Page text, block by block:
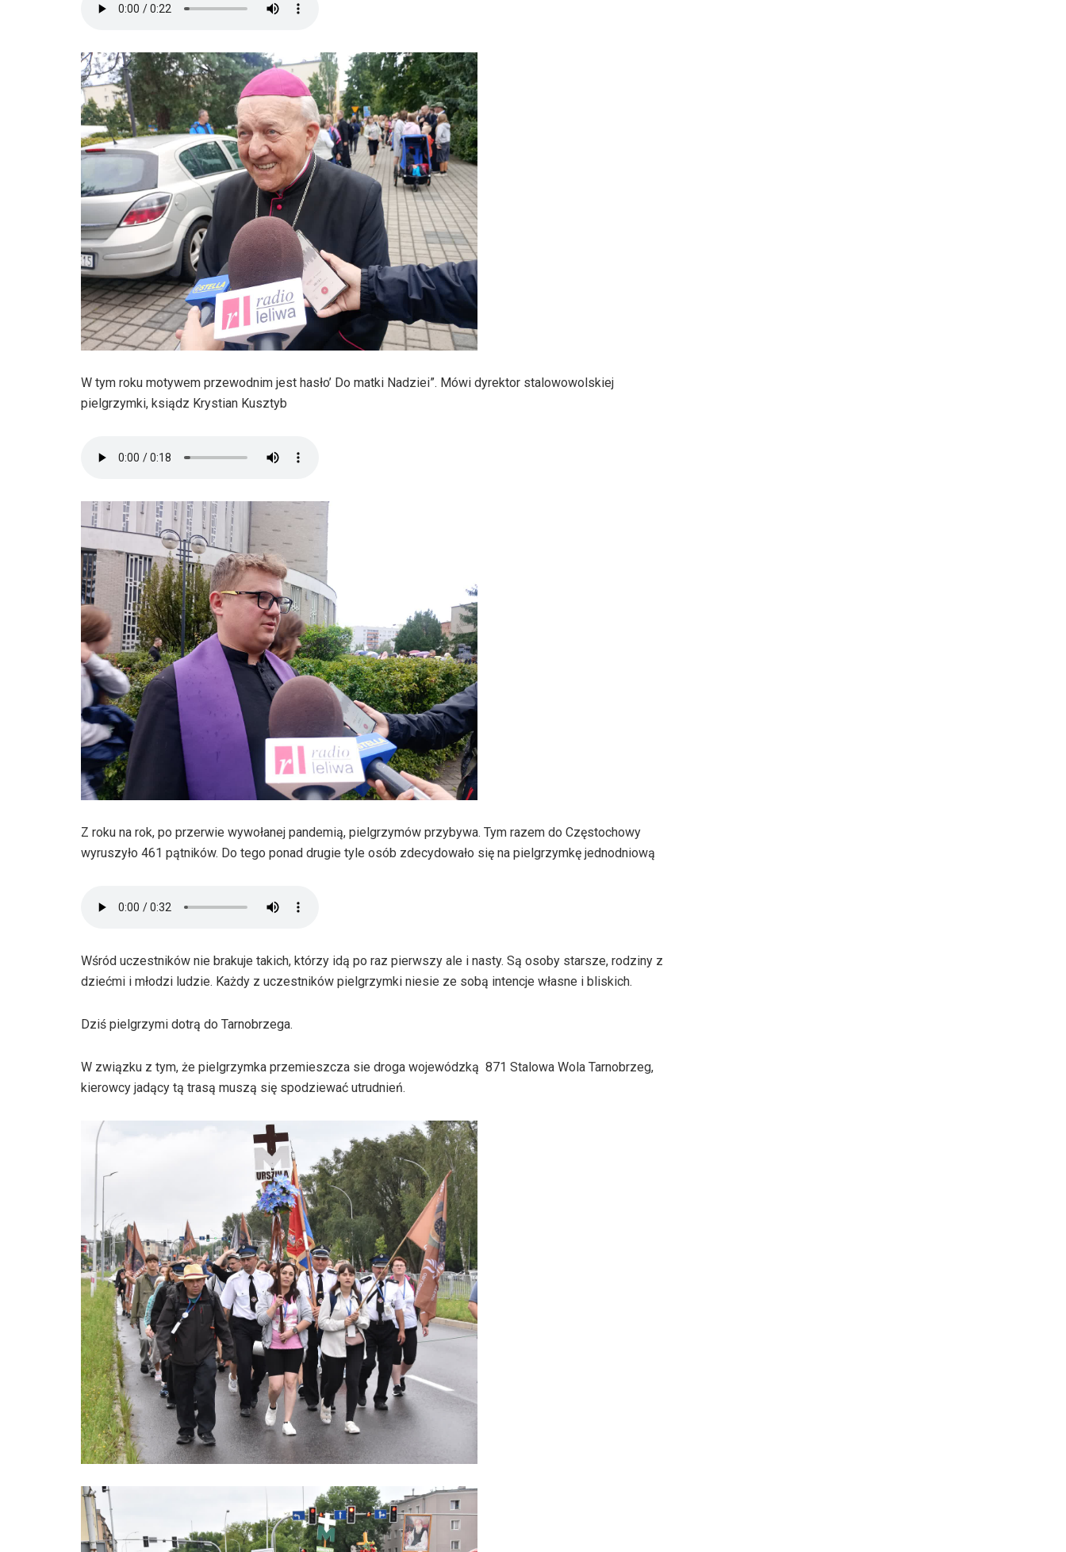
W tym roku motywem przewodnim jest hasło’ Do matki Nadziei”. Mówi dyrektor stalowowolskiej
pielgrzymki, ksiądz Krystian Kusztyb
Z roku na rok, po przerwie wywołanej pandemią, pielgrzymów przybywa. Tym razem do Częstochowy
wyruszyło 461 pątników. Do tego ponad drugie tyle osób zdecydowało się na pielgrzymkę jednodniową
Wśród uczestników nie brakuje takich, którzy idą po raz pierwszy ale i nasty. Są osoby starsze, rodziny z
dziećmi i młodzi ludzie. Każdy z uczestników pielgrzymki niesie ze sobą intencje własne i bliskich.
Dziś pielgrzymi dotrą do Tarnobrzega.
W związku z tym, że pielgrzymka przemieszcza sie droga wojewódzką 871 Stalowa Wola Tarnobrzeg,
kierowcy jadący tą trasą muszą się spodziewać utrudnień.